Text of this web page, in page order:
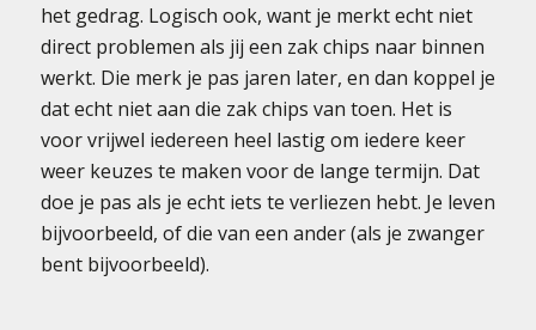
het gedrag. Logisch ook, want je merkt echt niet
direct problemen als jij een zak chips naar binnen
werkt. Die merk je pas jaren later, en dan koppel je
dat echt niet aan die zak chips van toen. Het is
voor vrijwel iedereen heel lastig om iedere keer
weer keuzes te maken voor de lange termijn. Dat
doe je pas als je echt iets te verliezen hebt. Je leven
bijvoorbeeld, of die van een ander (als je zwanger
bent bijvoorbeeld).